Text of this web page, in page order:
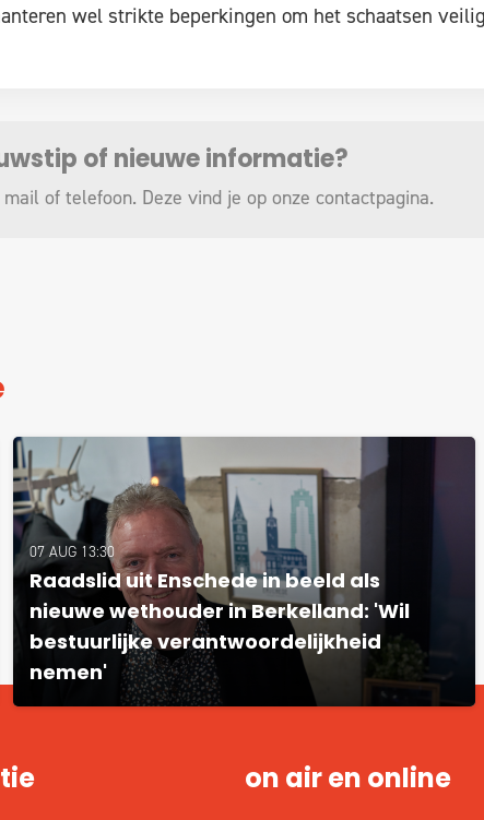
wel strikte beperkingen om het schaatsen
of nieuwe informatie?
of telefoon. Deze vind je op onze contactpagina.
07 AUG 13:30
Raadslid uit Enschede in beeld als
nieuwe wethouder in Berkelland: 'Wil
bestuurlijke verantwoordelijkheid
nemen'
on air en online